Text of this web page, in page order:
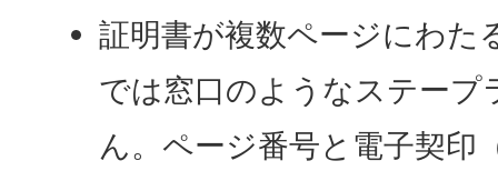
証明書が複数ページにわた
では窓口のようなステープ
ん。ページ番号と電子契印